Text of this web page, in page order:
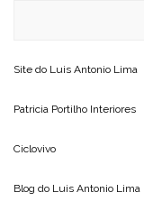
Site do Luis Antonio Lima
Patricia Portilho Interiores
Ciclovivo
Blog do Luis Antonio Lima